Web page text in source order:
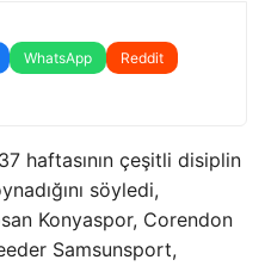
WhatsApp
Reddit
haftasının çeşitli disiplin
söyledi,
Konyaspor, Corendon
Samsunsport,